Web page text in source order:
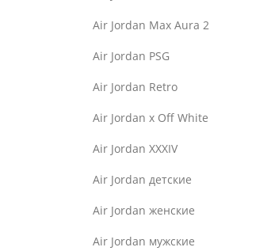
Air Jordan Max Aura 2
Air Jordan PSG
Air Jordan Retro
Air Jordan x Off White
Air Jordan XXXIV
Air Jordan детские
Air Jordan женские
Air Jordan мужские